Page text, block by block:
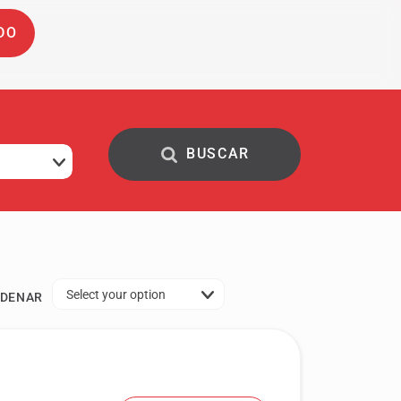
Select your option